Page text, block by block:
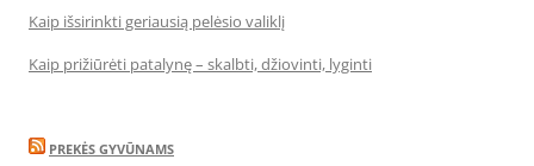
Kaip išsirinkti geriausią pelėsio valiklį
Kaip prižiūrėti patalynę – skalbti, džiovinti, lyginti
PREKĖS GYVŪNAMS